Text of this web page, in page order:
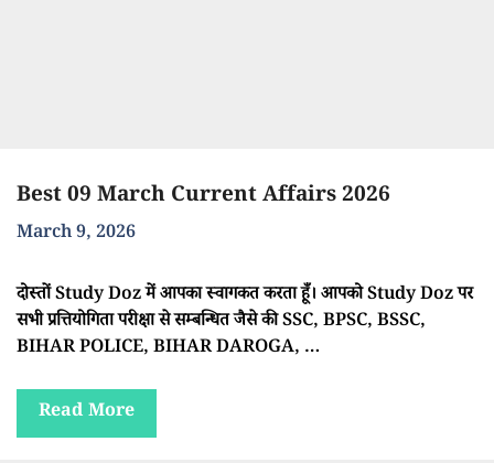
Best 09 March Current Affairs 2026
March 9, 2026
दोस्तों Study Doz में आपका स्वागकत करता हूँ। आपको Study Doz पर
सभी प्रत्तियोगिता परीक्षा से सम्बन्धित जैसे की SSC, BPSC, BSSC,
BIHAR POLICE, BIHAR DAROGA, …
Read More